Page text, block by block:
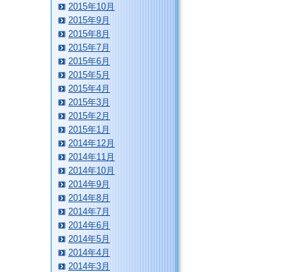
2015年10月
2015年9月
2015年8月
2015年7月
2015年6月
2015年5月
2015年4月
2015年3月
2015年2月
2015年1月
2014年12月
2014年11月
2014年10月
2014年9月
2014年8月
2014年7月
2014年6月
2014年5月
2014年4月
2014年3月